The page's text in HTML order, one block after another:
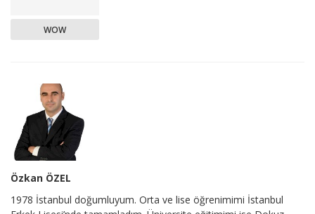
WOW
Özkan ÖZEL
1978 İstanbul doğumluyum. Orta ve lise öğrenimimi İstanbul